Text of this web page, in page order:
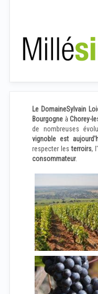
Le DomaineSylvain
Bourgogne àChorey-
de nombreuses
vignoble est
respecter lesterroirs, l'
consommateur.